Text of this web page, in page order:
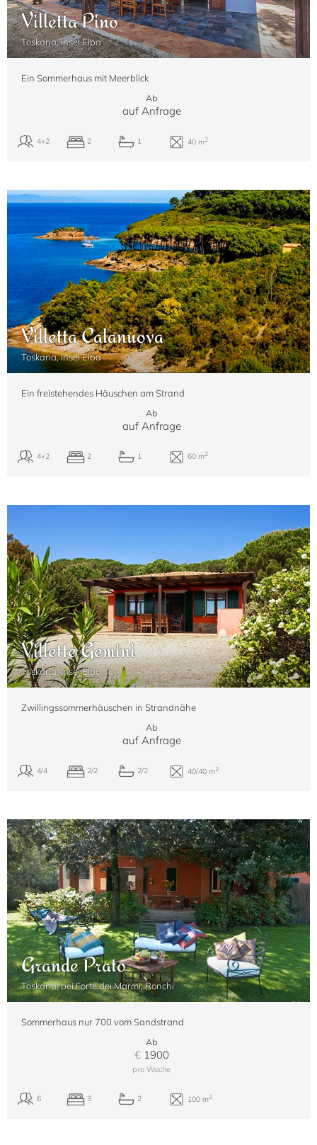
Villetta Pino
Toskana, Insel Elba
Ein Sommerhaus mit Meerblick
Ab
auf Anfrage
Villetta Calanuova
Toskana, Insel Elba
Ein freistehendes Häuschen am Strand
Ab
auf Anfrage
Villette Gemini
Toskana, Insel Elba
Zwillingssommerhäuschen in Strandnähe
Ab
auf Anfrage
Grande Prato
Toskana, bei Forte dei Marmi, Ronchi
Sommerhaus nur 700 vom Sandstrand
Ab
€1900
pro Woche